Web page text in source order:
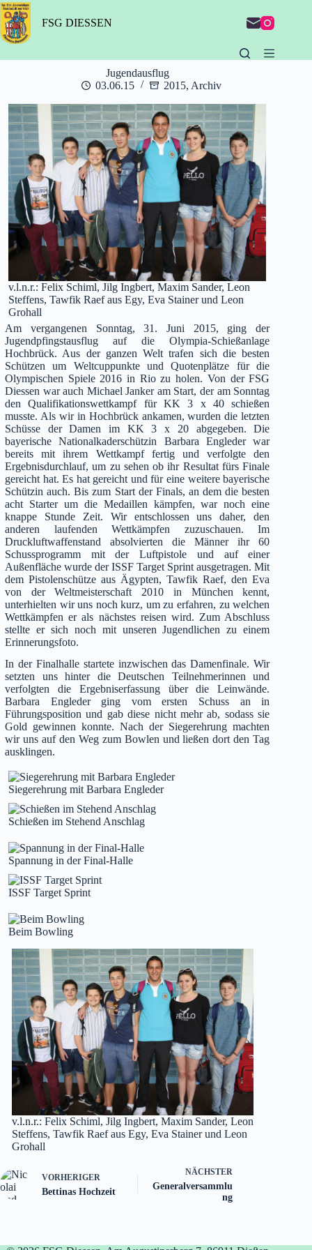
Zum
Inhalt
springen
FSG DIESSEN
Jugendausflug
03.06.15
2015, Archiv
v.l.n.r.: Felix Schiml, Jilg Ingbert, Maxim Sander, Leon
Steffens, Tawfik Raef aus Egy, Eva Stainer und Leon
Grohall
Am vergangenen Sonntag, 31. Juni 2015, ging der
Jugendpfingstausflug auf die Olympia-Schießanlage
Hochbrück. Aus der ganzen Welt trafen sich die besten
Schützen um Weltcuppunkte und Quotenplätze für die
Olympischen Spiele 2016 in Rio zu holen. Von der FSG
Diessen war auch Michael Janker am Start, der am Sonntag
den Qualifikationswettkampf für KK 3 x 40 schießen
musste. Als wir in Hochbrück ankamen, wurden die letzten
Schüsse der Damen im KK 3 x 20 abgegeben. Die
bayerische Nationalkaderschützin Barbara Engleder war
bereits mit ihrem Wettkampf fertig und verfolgte den
Ergebnisdurchlauf, um zu sehen ob ihr Resultat fürs Finale
gereicht hat. Es hat gereicht und für eine weitere bayerische
Schützin auch. Bis zum Start der Finals, an dem die besten
acht Starter um die Medaillen kämpfen, war noch eine
knappe Stunde Zeit. Wir entschlossen uns daher, den
anderen laufenden Wettkämpfen zuzuschauen. Im
Druckluftwaffenstand absolvierten die Männer ihr 60
Schussprogramm mit der Luftpistole und auf einer
Außenfläche wurde der ISSF Target Sprint ausgetragen. Mit
dem Pistolenschütze aus Ägypten, Tawfik Raef, den Eva
von der Weltmeisterschaft 2010 in München kennt,
unterhielten wir uns noch kurz, um zu erfahren, zu welchen
Wettkämpfen er als nächstes reisen wird. Zum Abschluss
stellte er sich noch mit unseren Jugendlichen zu einem
Erinnerungsfoto.
In der Finalhalle startete inzwischen das Damenfinale. Wir
setzten uns hinter die Deutschen Teilnehmerinnen und
verfolgten die Ergebniserfassung über die Leinwände.
Barbara Engleder ging vom ersten Schuss an in
Führungsposition und gab diese nicht mehr ab, sodass sie
Gold gewinnen konnte. Nach der Siegerehrung machten
wir uns auf den Weg zum Bowlen und ließen dort den Tag
ausklingen.
Siegerehrung mit Barbara Engleder
Schießen im Stehend Anschlag
Spannung in der Final-Halle
ISSF Target Sprint
Beim Bowling
v.l.n.r.: Felix Schiml, Jilg Ingbert, Maxim Sander, Leon
Steffens, Tawfik Raef aus Egy, Eva Stainer und Leon
Grohall
VORHERIGER
Bettinas Hochzeit
NÄCHSTER
Generalversammlu
ng